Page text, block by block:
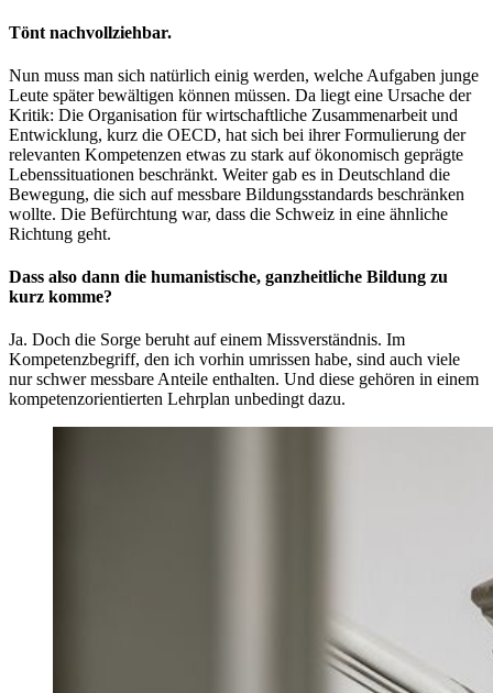
Tönt nachvollziehbar.
Nun muss man sich natürlich einig werden, welche Aufgaben junge
Leute später bewältigen können müssen. Da liegt eine Ursache der
Kritik: Die Organisation für wirtschaftliche Zusammenarbeit und
Entwicklung, kurz die OECD, hat sich bei ihrer Formulierung der
relevanten Kompetenzen etwas zu stark auf ökonomisch geprägte
Lebenssituationen beschränkt. Weiter gab es in Deutschland die
Bewegung, die sich auf messbare Bildungsstandards beschränken
wollte. Die Befürchtung war, dass die Schweiz in eine ähnliche
Richtung geht.
Dass also dann die humanistische, ganzheitliche Bildung zu
kurz komme?
Ja. Doch die Sorge beruht auf einem Missverständnis. Im
Kompetenzbegriff, den ich vorhin umrissen habe, sind auch viele
nur schwer messbare Anteile enthalten. Und diese gehören in einem
kompetenzorientierten Lehrplan unbedingt dazu.